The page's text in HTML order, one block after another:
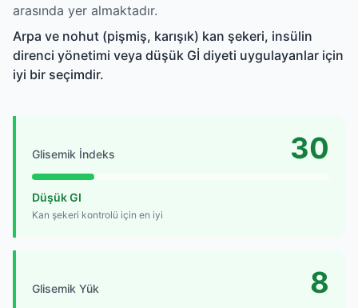
arasında yer almaktadır.
Arpa ve nohut (pişmiş, karışık) kan şekeri, insülin
direnci yönetimi veya düşük Gİ diyeti uygulayanlar için
iyi bir seçimdir.
Glisemik İndeks 30
Düşük GI
Kan şekeri kontrolü için en iyi
Glisemik Yük 8